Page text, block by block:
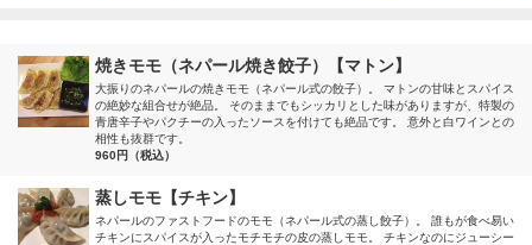
焼きモモ（ネパール焼き餃子）【マトン】
大振りのネパールの焼きモモ（ネパール式の餃子）。 マトンの甘味とスパイス
の絶妙な組合せが絶品。 そのままでもシッカリとした味がありますが、特製の
青唐辛子やパクチーの入ったソースを付けても絶品です。 意外と白ワインとの
相性も抜群です。
960円（税込）
蒸しモモ【チキン】
ネパールのファストフードのモモ（ネパール式の蒸し餃子）。 誰もが食べ易い
チキンにスパイスが入ったモチモチの皮の蒸しモモ。 チキンなのにジューシー